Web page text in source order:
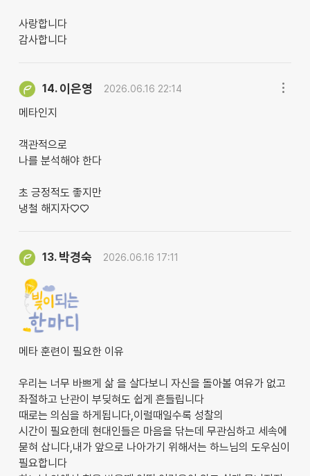
사랑합니다
감사합니다
14. 이은영 2026.06.16 22:14
메타인지
객관적으로
나를 분석해야 한다
초 긍정적도 좋지만
냉철 해지자♡♡
13. 박경숙 2026.06.16 17:11
메타 훈련이 필요한 이유
우리는 너무 바쁘게 삶 을 살다보니 자신을 돌아볼 여유가 없고
좌절하고 난관이 부딪혀도 쉽게 흔들립니다
때로는 의심을 하게됩니다,이럴때일수록 성찰의
시간이 필요한데 현대인들은 마음을 닦는데 무관심하고 세속에
묻혀 삽니다,내가 앞으로 나아가기 위해서는 하느님의 도우심이
필요합니다